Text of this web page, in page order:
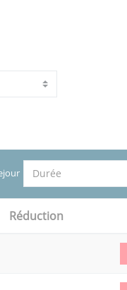
Réduction